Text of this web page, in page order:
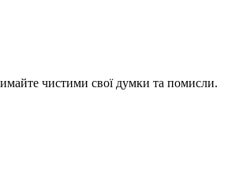
чистими свої думки та помисли.